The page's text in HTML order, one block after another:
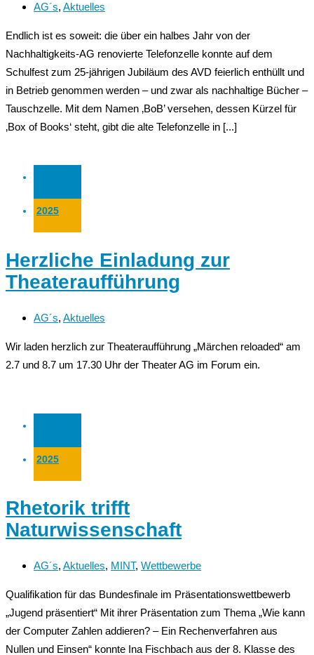
AG´s, Aktuelles
Endlich ist es soweit: die über ein halbes Jahr von der
Nachhaltigkeits-AG renovierte Telefonzelle konnte auf dem
Schulfest zum 25-jährigen Jubiläum des AVD feierlich enthüllt und
in Betrieb genommen werden – und zwar als nachhaltige Bücher –
Tauschzelle. Mit dem Namen ‚BoB’ versehen, dessen Kürzel für
‚Box of Books‘ steht, gibt die alte Telefonzelle in [...]
2025
Herzliche Einladung zur
Theateraufführung
AG´s, Aktuelles
Wir laden herzlich zur Theateraufführung „Märchen reloaded“ am
2.7 und 8.7 um 17.30 Uhr der Theater AG im Forum ein.
2025
Rhetorik trifft
Naturwissenschaft
AG´s, Aktuelles, MINT, Wettbewerbe
Qualifikation für das Bundesfinale im Präsentationswettbewerb
„Jugend präsentiert“ Mit ihrer Präsentation zum Thema „Wie kann
der Computer Zahlen addieren? – Ein Rechenverfahren aus
Nullen und Einsen“ konnte Ina Fischbach aus der 8. Klasse des